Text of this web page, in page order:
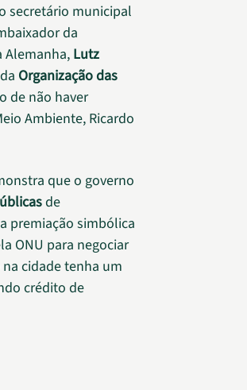
secretário municipal
da
Alemanha,Lutz
da Organização das
de não haver
Ambiente, Ricardo
que o governo
de
premiação simbólica
ONU para negociar
cidade tenha um
crédito de